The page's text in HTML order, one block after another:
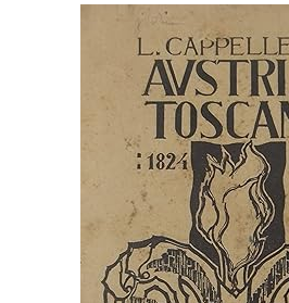
Antiquarische Bücher
Kunst & Sammlerstücke
Verkäufer werden
SCHLIESSEN